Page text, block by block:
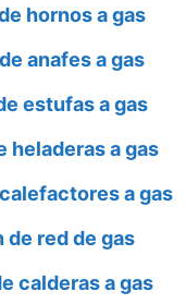
hornos a gas
anafes a gas
estufas a gas
heladeras a gas
a gas
red de gas
calderas a gas